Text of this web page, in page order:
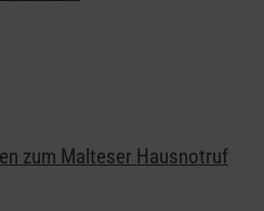
unbeschwert zu Hause in
kleine, handliche Gerät
9966001gebührenfrei
zum Malteser Hausnotruf